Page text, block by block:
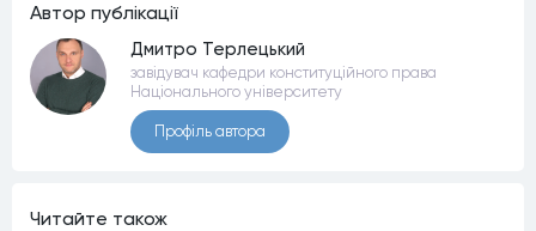
Автор публiкацiї
Дмитро Терлецький
завідувач кафедри конституційного права
Національного університету
Профiль автора
Читайте також